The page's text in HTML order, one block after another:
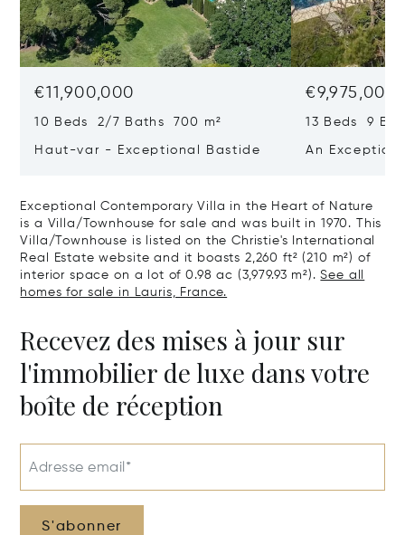
€11,900,000
10 Beds 2/7 Baths 700 m²
Haut-var - Exceptional Bastide
€9,975,000
13 Beds 9
An
Exceptional Contemporary Villa in the Heart of Nature
is a Villa/Townhouse for sale and was built in 1970. This
Villa/Townhouse is listed on the Christie's International
Real Estate website and it boasts 2,260 ft² (210 m²) of
interior space on a lot of 0.98 ac (3,979.93 m²).See all
homes for sale in Lauris, France.
Recevez des mises à jour sur
l'immobilier de luxe dans votre
boîte de réception
Adresse email*
S'abonner